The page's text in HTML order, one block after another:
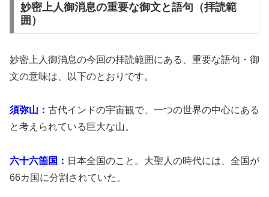
妙密上人御消息の重要な御文と語句（拝読範
囲）
妙密上人御消息の今回の拝読範囲にある、重要な語句・御
文の意味は、以下のとおりです。
須弥山： 古代インドの宇宙観で、一つの世界の中心にある
と考えられている巨大な山。
六十六箇国： 日本全国のこと。大聖人の時代には、全国が
66カ国に分割されていた。